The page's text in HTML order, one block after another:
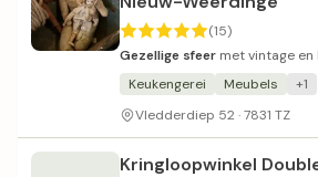
(15)
Gezellige sfeer met vintage
tegen normale prijzen.
Keukengerei Meubels
+1
Vledderdiep 52 · 7831 TZ
Kringloopwinkel